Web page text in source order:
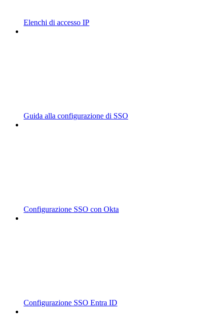
Elenchi di accesso IP
Guida alla configurazione di SSO
Configurazione SSO con Okta
Configurazione SSO Entra ID